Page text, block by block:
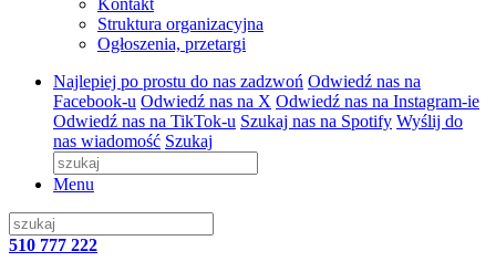
Kontakt
Struktura organizacyjna
Ogłoszenia, przetargi
Najlepiej po prostu do nas zadzwoń Odwiedź nas na
Facebook-u Odwiedź nas na X Odwiedź nas na Instagram-ie
Odwiedź nas na TikTok-u Szukaj nas na Spotify Wyślij do
nas wiadomość Szukaj
Menu
510 777 222